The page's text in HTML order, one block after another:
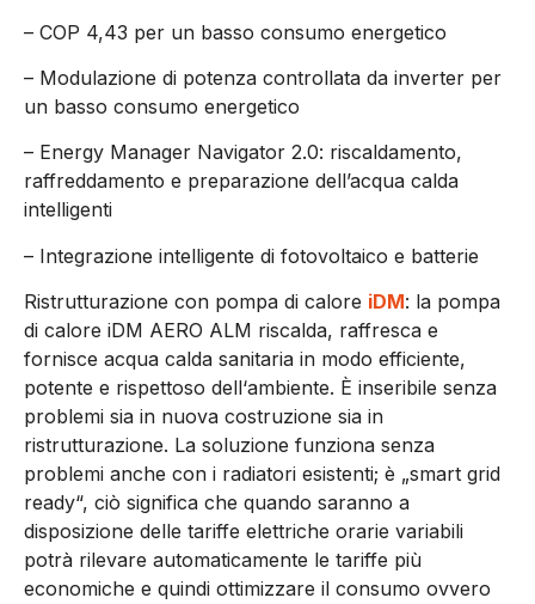
– COP 4,43 per un basso consumo energetico
– Modulazione di potenza controllata da inverter per
un basso consumo energetico
– Energy Manager Navigator 2.0: riscaldamento,
raffreddamento e preparazione dell’acqua calda
intelligenti
– Integrazione intelligente di fotovoltaico e batterie
Ristrutturazione con pompa di calore iDM: la pompa
di calore iDM AERO ALM riscalda, raffresca e
fornisce acqua calda sanitaria in modo efficiente,
potente e rispettoso dell‘ambiente. È inseribile senza
problemi sia in nuova costruzione sia in
ristrutturazione. La soluzione funziona senza
problemi anche con i radiatori esistenti; è „smart grid
ready“, ciò significa che quando saranno a
disposizione delle tariffe elettriche orarie variabili
potrà rilevare automaticamente le tariffe più
economiche e quindi ottimizzare il consumo ovvero